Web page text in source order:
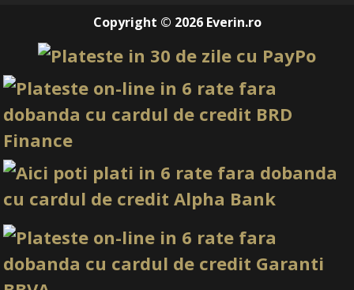
Copyright © 2026 Everin.ro